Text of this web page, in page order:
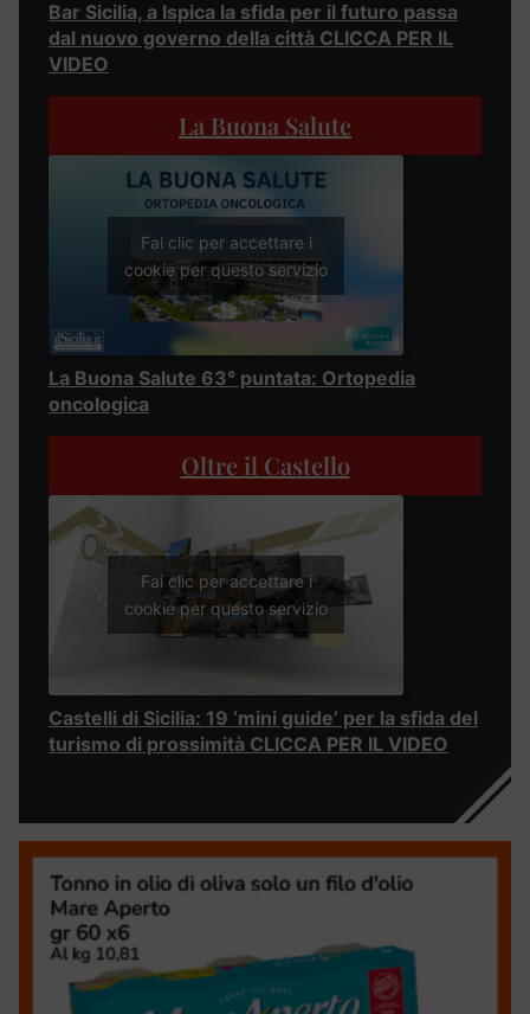
Bar Sicilia, a Ispica la sfida per il futuro passa
dal nuovo governo della città CLICCA PER IL
VIDEO
La Buona Salute
Fai clic per accettare i
cookie per questo servizio
La Buona Salute 63° puntata: Ortopedia
oncologica
Oltre il Castello
Fai clic per accettare i
cookie per questo servizio
Castelli di Sicilia: 19 ‘mini guide’ per la sfida del
turismo di prossimità CLICCA PER IL VIDEO